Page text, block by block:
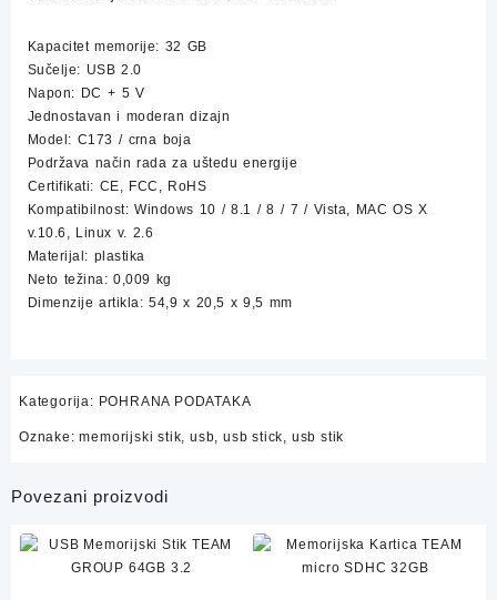
Kapacitet memorije: 32 GB
Sučelje: USB 2.0
Napon: DC + 5 V
Jednostavan i moderan dizajn
Model: C173 / crna boja
Podržava način rada za uštedu energije
Certifikati: CE, FCC, RoHS
Kompatibilnost: Windows 10 / 8.1 / 8 / 7 / Vista, MAC OS X
v.10.6, Linux v. 2.6
Materijal: plastika
Neto težina: 0,009 kg
Dimenzije artikla: 54,9 x 20,5 x 9,5 mm
Kategorija: POHRANA PODATAKA
Oznake:memorijski stik,usb,usb stick, usb stik
Povezani proizvodi